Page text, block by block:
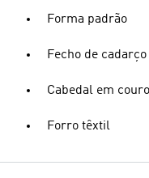
Forma padrão
Fecho de cadarço
Cabedal em couro
Forro têxtil